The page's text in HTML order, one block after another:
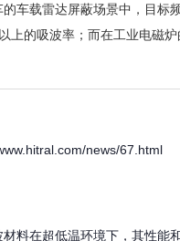
车载雷达屏蔽场景中，目标
上的吸波率；而在工业电磁
news/67.html
料在超低温环境下，其性能